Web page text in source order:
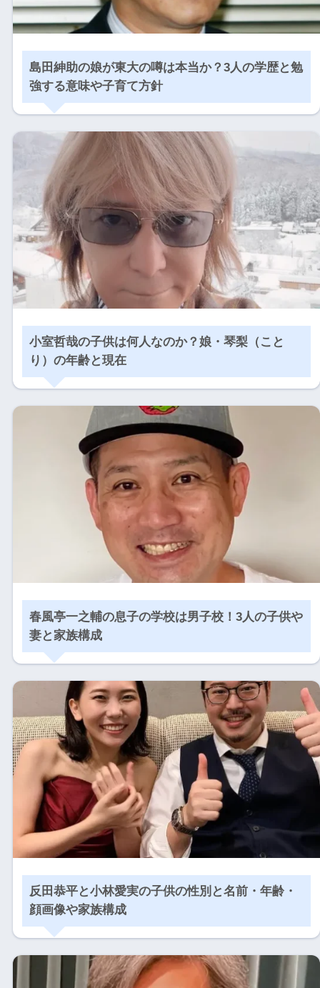
島田紳助の娘が東大の噂は本当か？3人の学歴と勉
強する意味や子育て方針
小室哲哉の子供は何人なのか？娘・琴梨（こと
り）の年齢と現在
春風亭一之輔の息子の学校は男子校！3人の子供や
妻と家族構成
反田恭平と小林愛実の子供の性別と名前・年齢・
顔画像や家族構成